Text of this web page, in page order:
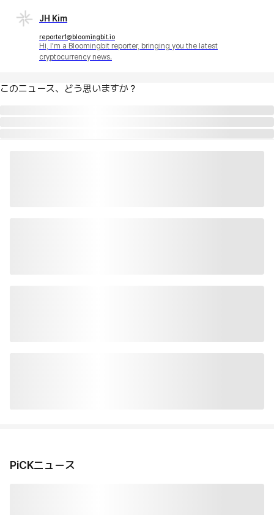
JH Kim
reporter1@bloomingbit.io
Hi, I'm a Bloomingbit reporter, bringing you the latest
cryptocurrency news.
このニュース、どう思いますか？
PiCKニュース